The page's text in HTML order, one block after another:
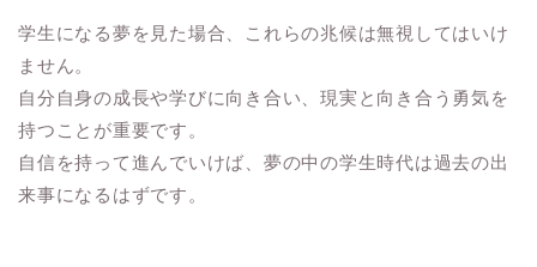
学生になる夢を見た場合、これらの兆候は無視してはいけ
ません。
自分自身の成長や学びに向き合い、現実と向き合う勇気を
持つことが重要です。
自信を持って進んでいけば、夢の中の学生時代は過去の出
来事になるはずです。